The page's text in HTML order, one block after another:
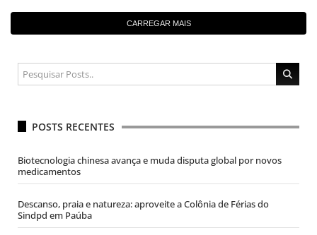
CARREGAR MAIS
POSTS RECENTES
Biotecnologia chinesa avança e muda disputa global por novos
medicamentos
Descanso, praia e natureza: aproveite a Colônia de Férias do
Sindpd em Paúba